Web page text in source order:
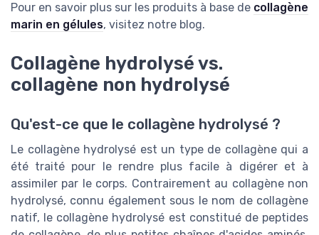
Pour en savoir plus sur les produits à base de collagène
marin en gélules, visitez notre blog.
Collagène hydrolysé vs.
collagène non hydrolysé
Qu'est-ce que le collagène hydrolysé ?
Le collagène hydrolysé est un type de collagène qui a
été traité pour le rendre plus facile à digérer et à
assimiler par le corps. Contrairement au collagène non
hydrolysé, connu également sous le nom de collagène
natif, le collagène hydrolysé est constitué de peptides